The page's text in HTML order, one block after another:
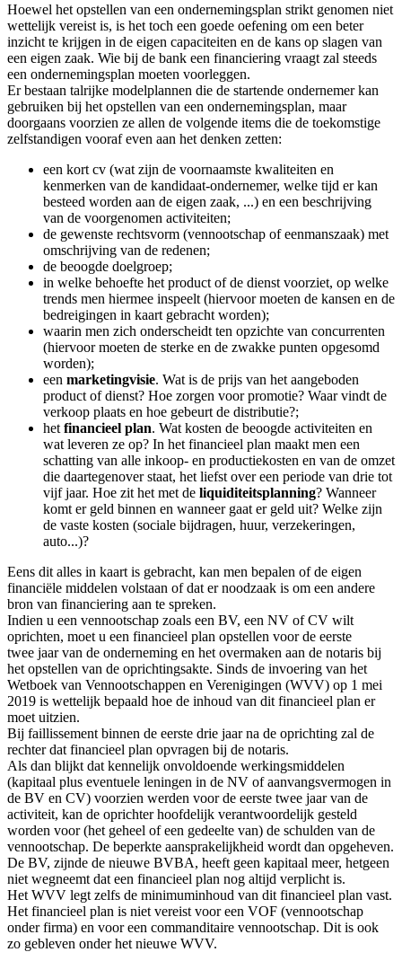
Hoewel het opstellen van een ondernemingsplan strikt genomen niet
wettelijk vereist is, is het toch een goede oefening om een beter
inzicht te krijgen in de eigen capaciteiten en de kans op slagen van
een eigen zaak. Wie bij de bank een financiering vraagt zal steeds
een ondernemingsplan moeten voorleggen.
Er bestaan talrijke modelplannen die de startende ondernemer kan
gebruiken bij het opstellen van een ondernemingsplan, maar
doorgaans voorzien ze allen de volgende items die de toekomstige
zelfstandigen vooraf even aan het denken zetten:
een kort cv (wat zijn de voornaamste kwaliteiten en
kenmerken van de kandidaat-ondernemer, welke tijd er kan
besteed worden aan de eigen zaak, ...) en een beschrijving
van de voorgenomen activiteiten;
de gewenste rechtsvorm (vennootschap of eenmanszaak) met
omschrijving van de redenen;
de beoogde doelgroep;
in welke behoefte het product of de dienst voorziet, op welke
trends men hiermee inspeelt (hiervoor moeten de kansen en de
bedreigingen in kaart gebracht worden);
waarin men zich onderscheidt ten opzichte van concurrenten
(hiervoor moeten de sterke en de zwakke punten opgesomd
worden);
een marketingvisie. Wat is de prijs van het aangeboden
product of dienst? Hoe zorgen voor promotie? Waar vindt de
verkoop plaats en hoe gebeurt de distributie?;
het financieel plan. Wat kosten de beoogde activiteiten en
wat leveren ze op? In het financieel plan maakt men een
schatting van alle inkoop- en productiekosten en van de omzet
die daartegenover staat, het liefst over een periode van drie tot
vijf jaar. Hoe zit het met de liquiditeitsplanning? Wanneer
komt er geld binnen en wanneer gaat er geld uit? Welke zijn
de vaste kosten (sociale bijdragen, huur, verzekeringen,
auto...)?
Eens dit alles in kaart is gebracht, kan men bepalen of de eigen
financiële middelen volstaan of dat er noodzaak is om een andere
bron van financiering aan te spreken.
Indien u een vennootschap zoals een BV, een NV of CV wilt
oprichten, moet u een financieel plan opstellen voor de eerste
twee jaar van de onderneming en het overmaken aan de notaris bij
het opstellen van de oprichtingsakte. Sinds de invoering van het
Wetboek van Vennootschappen en Verenigingen (WVV) op 1 mei
2019 is wettelijk bepaald hoe de inhoud van dit financieel plan er
moet uitzien.
Bij faillissement binnen de eerste drie jaar na de oprichting zal de
rechter dat financieel plan opvragen bij de notaris.
Als dan blijkt dat kennelijk onvoldoende werkingsmiddelen
(kapitaal plus eventuele leningen in de NV of aanvangsvermogen in
de BV en CV) voorzien werden voor de eerste twee jaar van de
activiteit, kan de oprichter hoofdelijk verantwoordelijk gesteld
worden voor (het geheel of een gedeelte van) de schulden van de
vennootschap. De beperkte aansprakelijkheid wordt dan opgeheven.
De BV, zijnde de nieuwe BVBA, heeft geen kapitaal meer, hetgeen
niet wegneemt dat een financieel plan nog altijd verplicht is.
Het WVV legt zelfs de minimuminhoud van dit financieel plan vast.
Het financieel plan is niet vereist voor een VOF (vennootschap
onder firma) en voor een commanditaire vennootschap. Dit is ook
zo gebleven onder het nieuwe WVV.